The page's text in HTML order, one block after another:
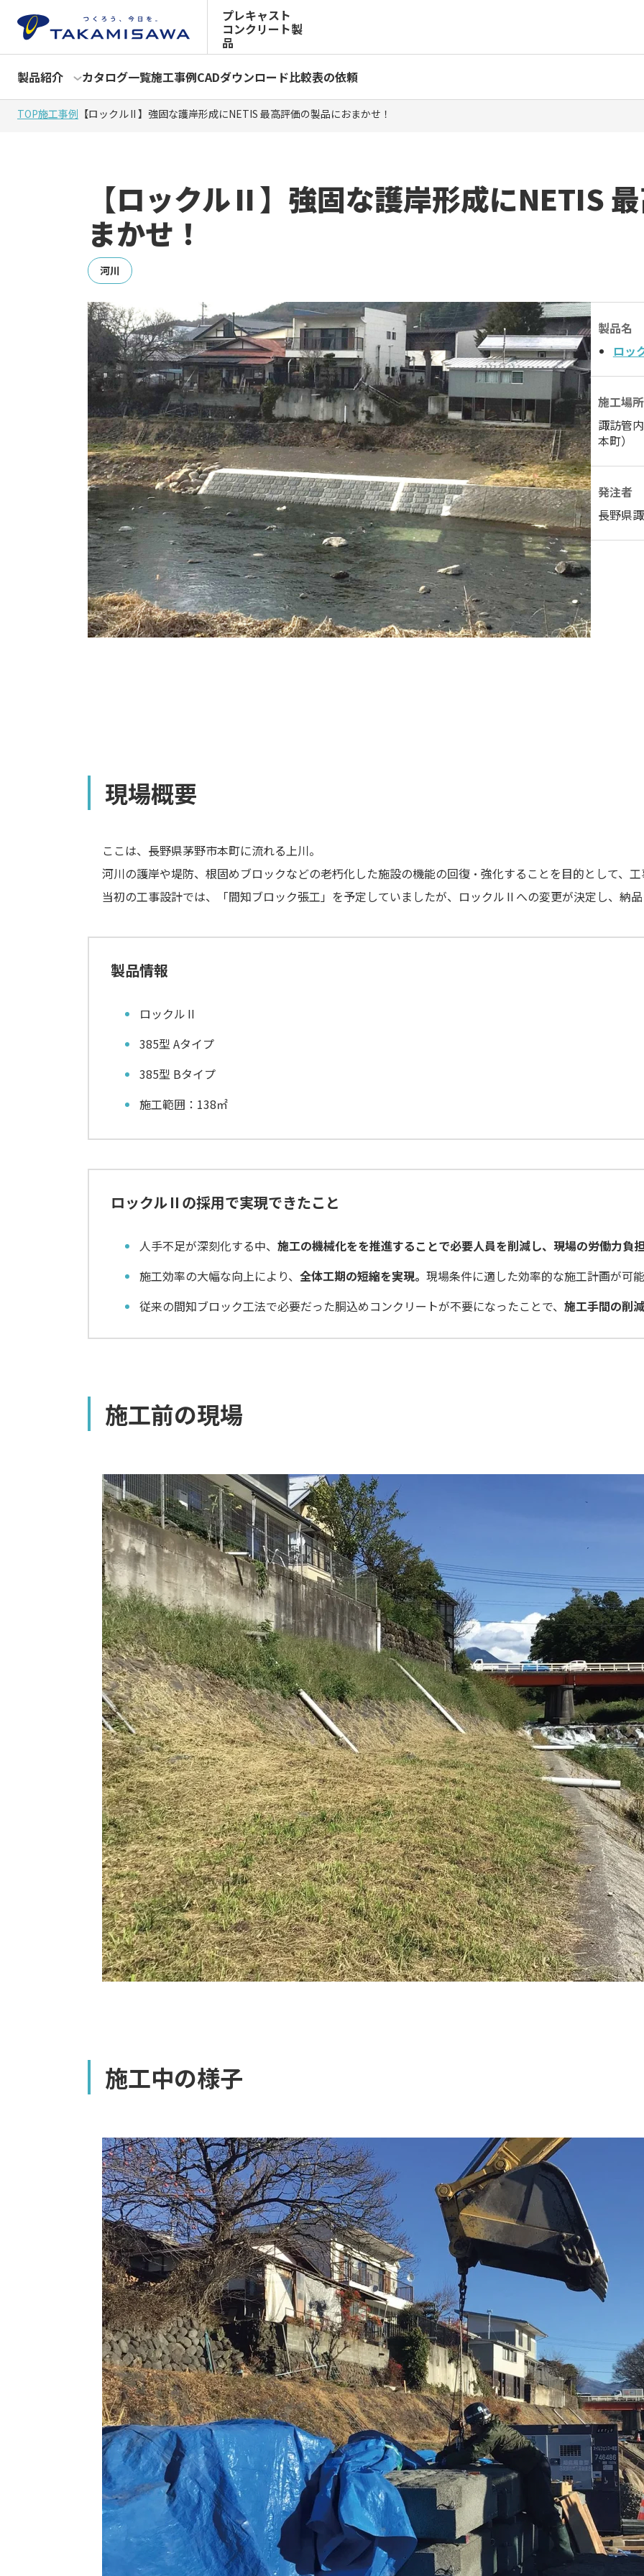
プレキャスト
コンクリート製
品
製品紹介 カタログ一覧施工事例CADダウンロード比較表の依頼
TOP施工事例 【ロックルⅡ】強固な護岸形成にNETIS 最高評価の製品におまかせ！
【ロックルⅡ】強固な護岸形成にNETIS
まかせ！
河川
製品名
ロッ
施工場所
諏訪管
本町）
発注者
長野県
現場概要
ここは、長野県茅野市本町に流れる上川。
河川の護岸や堤防、根固めブロックなどの老朽化した施設の機能の回復・強化することを目的として、工
当初の工事設計では、「間知ブロック張工」を予定していましたが、ロックルⅡへの変更が決定し、納品
製品情報
ロックルⅡ
385型 Aタイプ
385型 Bタイプ
施工範囲：138㎡
ロックルⅡの採用で実現できたこと
人手不足が深刻化する中、 施工の機械化をを推進することで必要人員を削減し、現場の労働力負担
施工効率の大幅な向上により、 全体工期の短縮を実現。 現場条件に適した効率的な施工計画が可能
従来の間知ブロック工法で必要だった胴込めコンクリートが不要になったことで、 施工手間の削
施工前の現場
施工中の様子